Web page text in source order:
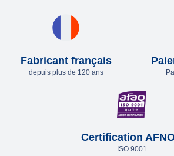
Fabricant français
depuis plus de 120 ans
Certification
ISO 9001